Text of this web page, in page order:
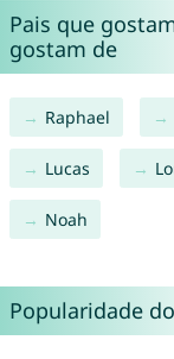
Pais que
gostam de
Raphael
Lucas
Noah
Popularidade